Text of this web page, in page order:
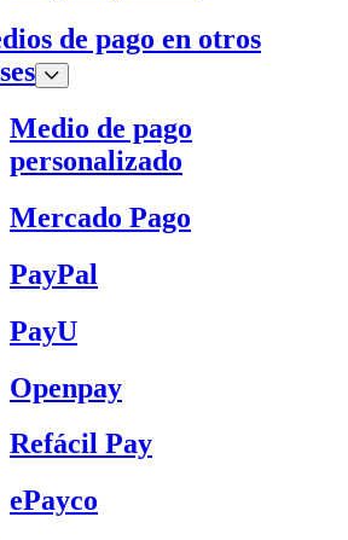
de pago en otros
Medio de pago
personalizado
Mercado Pago
PayPal
PayU
Openpay
Refácil Pay
ePayco